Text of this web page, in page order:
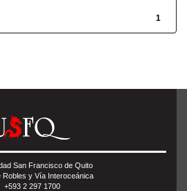
1
San Francisco de Quito
Robles y Vía Interoceánica
+593 2 297 1700